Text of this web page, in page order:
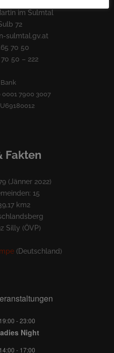
im Sulmtal
72
sulmtal.gv.at
70 50
50 – 222
0001 7900 3007
Fakten
(Jänner 2022)
15
km2
Silly (ÖVP)
(Deutschland)
19:00 -23:00
Night
14:00 - 17:00